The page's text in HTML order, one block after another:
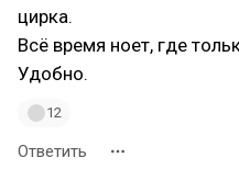
цирка.
Всё время ноет, где
Удобно.
12
Ответить